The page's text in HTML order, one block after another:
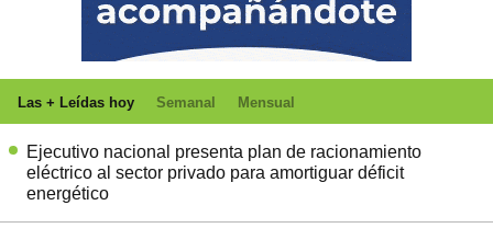
Las + Leídas hoy Semanal Mensual
Ejecutivo nacional presenta plan de racionamiento
eléctrico al sector privado para amortiguar déficit
energético